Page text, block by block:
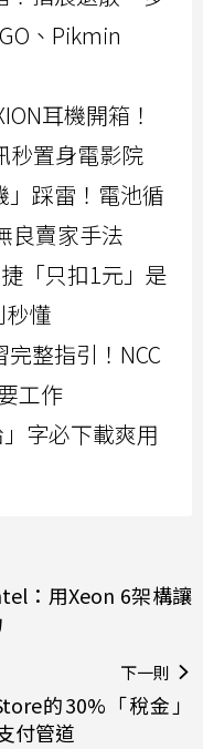
、Pikmin
耳機開箱！
秒置身電影院
」踩雷！電池循
良賣家手法
「只扣1元」是
秒懂
整指引！NCC
工作
字必下載爽用
：用Xeon 6架構讓
下一則
的30%「稅金」
付管道